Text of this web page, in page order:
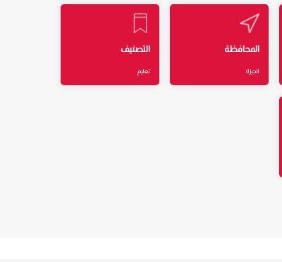
المحافظة
الجيزة
التصنيف
تعليم